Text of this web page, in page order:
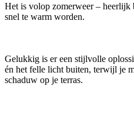
Het is volop zomerweer – heerlijk
snel te warm worden.
Gelukkig is er een stijlvolle
én het felle licht buiten, terwijl je
schaduw op je terras.